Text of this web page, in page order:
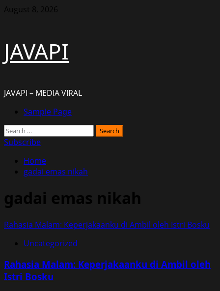
Skip
August 8, 2026
JAVAPI
JAVAPI – MEDIA VIRAL
PrimarySample Page
Search
for:
Subscribe
Home
gadai emas nikah
gadai emas nikah
Rahasia Malam: Keperjakaanku di Ambil oleh Istri Bosku
Uncategorized
Rahasia Malam: Keperjakaanku di Ambil oleh
Istri Bosku